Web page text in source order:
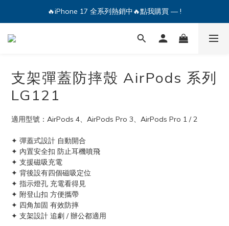
🔥iPhone 17 全系列熱銷中🔥點我購買 — !
💕加入Q哥 Line 新好友領優惠券！🎫
🔥iPhone 17 全系列熱銷中🔥點我購買 — !
支架彈蓋防摔殼 AirPods 系列
LG121
適用型號：AirPods 4、AirPods Pro 3、AirPods Pro 1 / 2
✦ 彈蓋式設計 自動開合
✦ 內置安全扣 防止耳機噴飛
✦ 支援磁吸充電
✦ 背後設有四個磁吸定位
✦ 指示燈孔 充電看得見
✦ 附登山扣 方便攜帶
✦ 四角加固 有效防摔
✦ 支架設計 追劇 / 辦公都適用